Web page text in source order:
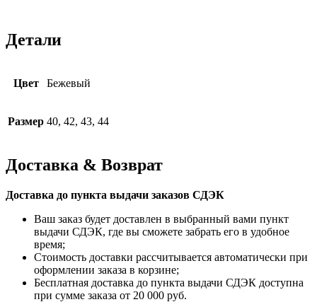
Детали
Цвет Бежевый
Размер 40, 42, 43, 44
Доставка & Возврат
Доставка до пункта выдачи заказов СДЭК
Ваш заказ будет доставлен в выбранный вами пункт
выдачи СДЭК, где вы сможете забрать его в удобное
время;
Стоимость доставки рассчитывается автоматически при
оформлении заказа в корзине;
Бесплатная доставка до пункта выдачи СДЭК доступна
при сумме заказа от 20 000 руб.